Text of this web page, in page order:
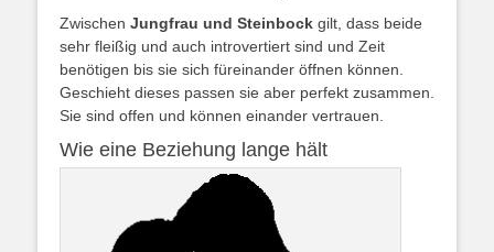
Zwischen Jungfrau und Steinbock gilt, dass beide
sehr fleißig und auch introvertiert sind und Zeit
benötigen bis sie sich füreinander öffnen können.
Geschieht dieses passen sie aber perfekt zusammen.
Sie sind offen und können einander vertrauen.
Wie eine Beziehung lange hält